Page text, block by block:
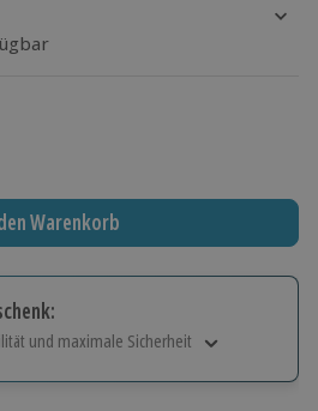
Warenkorb
und maximale Sicherheit